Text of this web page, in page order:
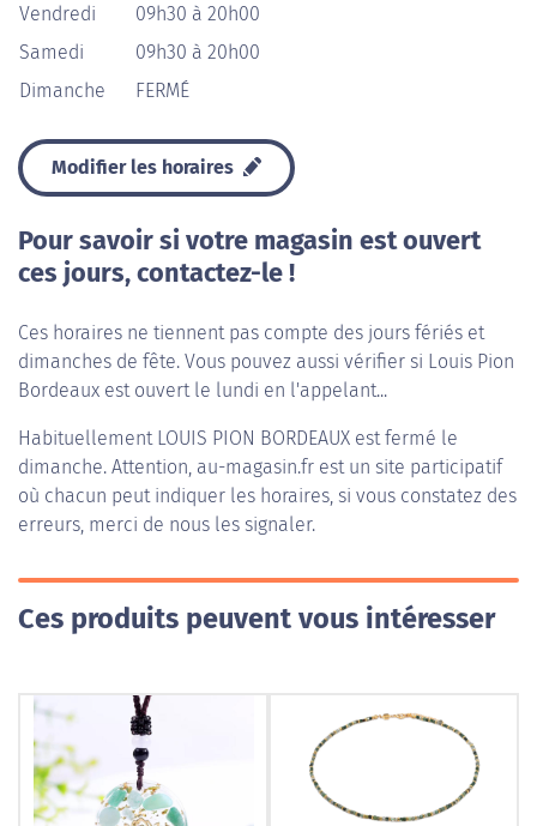
Vendredi
09h30 à 20h00
Samedi
09h30 à 20h00
Dimanche
FERMÉ
Modifier les horaires
Pour savoir si votre magasin est ouvert
ces jours, contactez-le !
Ces horaires ne tiennent pas compte des jours fériés et
dimanches de fête. Vous pouvez aussi vérifier si Louis Pion
Bordeaux est ouvert le lundi en l'appelant...
Habituellement LOUIS PION BORDEAUX est fermé le
dimanche. Attention, au-magasin.fr est un site participatif
où chacun peut indiquer les horaires, si vous constatez des
erreurs, merci de nous les signaler.
Ces produits peuvent vous intéresser